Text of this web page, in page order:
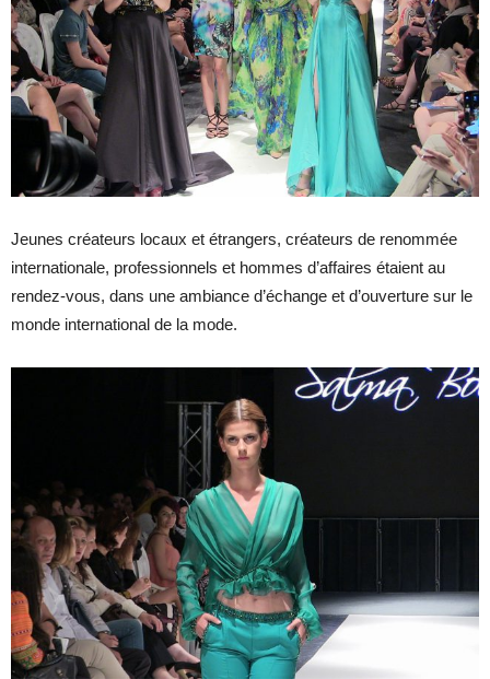
Jeunes créateurs locaux et étrangers, créateurs de renommée
internationale, professionnels et hommes d’affaires étaient au
rendez-vous, dans une ambiance d’échange et d’ouverture sur le
monde international de la mode.